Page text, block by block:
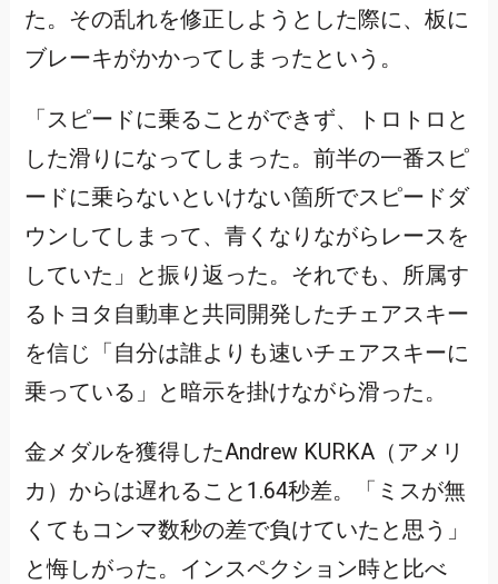
た。その乱れを修正しようとした際に、板に
ブレーキがかかってしまったという。
「スピードに乗ることができず、トロトロと
した滑りになってしまった。前半の一番スピ
ードに乗らないといけない箇所でスピードダ
ウンしてしまって、青くなりながらレースを
していた」と振り返った。それでも、所属す
るトヨタ自動車と共同開発したチェアスキー
を信じ「自分は誰よりも速いチェアスキーに
乗っている」と暗示を掛けながら滑った。
金メダルを獲得したAndrew KURKA（アメリ
カ）からは遅れること1.64秒差。「ミスが無
くてもコンマ数秒の差で負けていたと思う」
と悔しがった。インスペクション時と比べ